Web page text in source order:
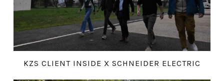
KZS CLIENT INSIDE X SCHNEIDER ELECTRIC